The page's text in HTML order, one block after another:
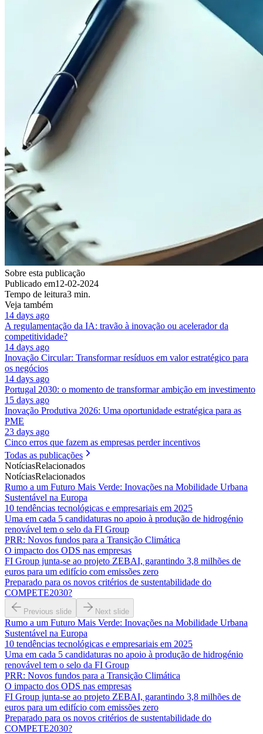
Sobre esta publicação
Publicado em12-02-2024
Tempo de leitura3 min.
Veja também
14 days ago
A regulamentação da IA: travão à inovação ou acelerador da
competitividade?
14 days ago
Inovação Circular: Transformar resíduos em valor estratégico para
os negócios
14 days ago
Portugal 2030: o momento de transformar ambição em investimento
15 days ago
Inovação Produtiva 2026: Uma oportunidade estratégica para as
PME
23 days ago
Cinco erros que fazem as empresas perder incentivos
Todas as publicações
NotíciasRelacionados
NotíciasRelacionados
Rumo a um Futuro Mais Verde: Inovações na Mobilidade Urbana
Sustentável na Europa
10 tendências tecnológicas e empresariais em 2025
Uma em cada 5 candidaturas no apoio à produção de hidrogénio
renovável tem o selo da FI Group
PRR: Novos fundos para a Transição Climática
O impacto dos ODS nas empresas
FI Group junta-se ao projeto ZEBAI, garantindo 3,8 milhões de
euros para um edifício com emissões zero
Preparado para os novos critérios de sustentabilidade do
COMPETE2030?
Previous slide Next slide
Rumo a um Futuro Mais Verde: Inovações na Mobilidade Urbana
Sustentável na Europa
10 tendências tecnológicas e empresariais em 2025
Uma em cada 5 candidaturas no apoio à produção de hidrogénio
renovável tem o selo da FI Group
PRR: Novos fundos para a Transição Climática
O impacto dos ODS nas empresas
FI Group junta-se ao projeto ZEBAI, garantindo 3,8 milhões de
euros para um edifício com emissões zero
Preparado para os novos critérios de sustentabilidade do
COMPETE2030?